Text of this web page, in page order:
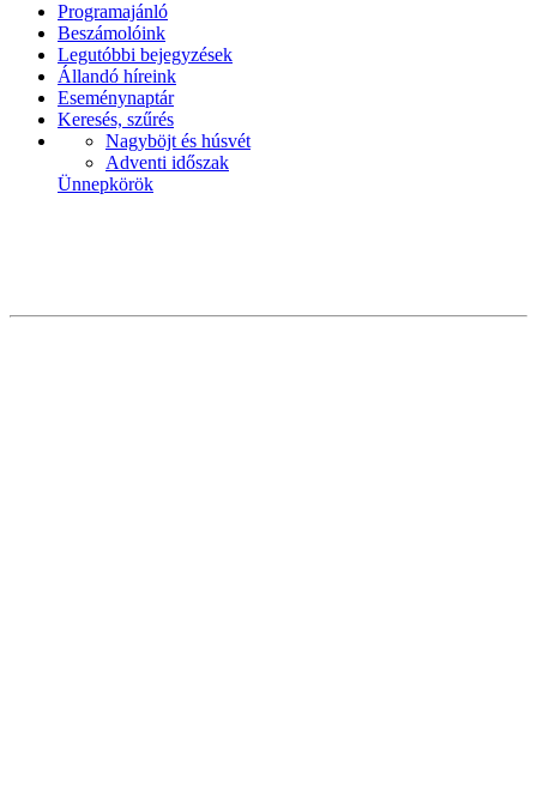
Programajánló
Beszámolóink
Legutóbbi bejegyzések
Állandó híreink
Eseménynaptár
Keresés, szűrés
Nagyböjt és húsvét
Adventi időszak
Ünnepkörök